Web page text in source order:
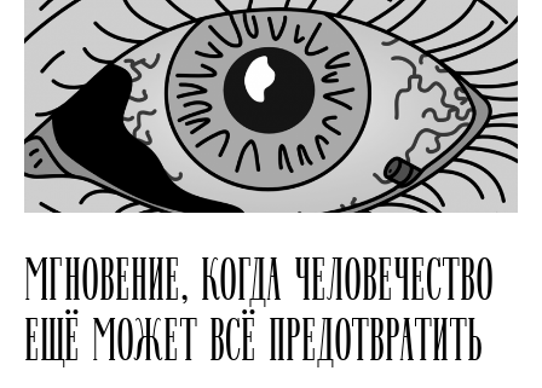
МГНОВЕНИЕ, КОГДА ЧЕЛОВЕЧЕСТВО
ЕЩЁ МОЖЕТ ВСЁ ПРЕДОТВРАТИТЬ